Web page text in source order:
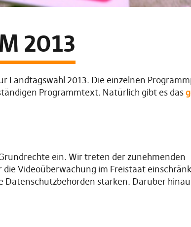
2013
Landtagswahl 2013. Die einzelnen
Programmtext. Natürlich gibt es das
ein. Wir treten der zunehmenden
Videoüberwachung im Freistaat
stärken. Darüber